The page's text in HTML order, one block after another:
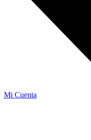
Mi Cuenta